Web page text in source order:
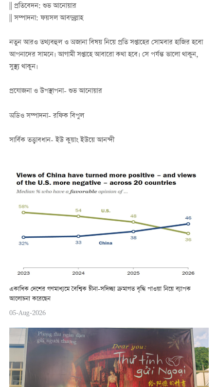
|| প্রতিবেদন: শুভ আনোয়ার
|| সম্পাদনা: ফয়সল আবদুল্লাহ
নতুন আরও তথ্যবহুল ও অজানা বিষয় নিয়ে প্রতি সপ্তাহের সোমবার হাজির হবো
আপনাদের সামনে। আগামী সপ্তাহে আবারো কথা হবে। সে পর্যন্ত ভালো থাকুন,
সুস্থ্য থাকুন।
প্রযোজনা ও উপস্থাপনা- শুভ আনোয়ার
অডিও সম্পাদনা- রফিক বিপুল
সার্বিক তত্ত্বাবধান- ইউ কুয়াং ইউয়ে আনন্দী
একাধিক দেশের গণমাধ্যমে বৈশ্বিক চীনা-সদিচ্ছা ক্রমাগত বৃদ্ধি পাওয়া নিয়ে ব্যাপক
আলোচনা করেছেন
05-Aug-2026